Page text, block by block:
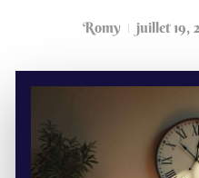
Romy juillet 19,